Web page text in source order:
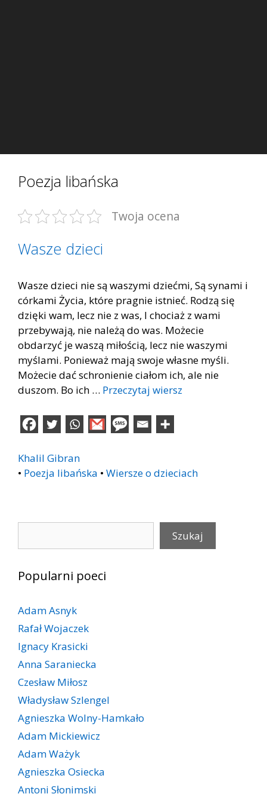
Poezja libańska
Twoja ocena
Wasze dzieci
Wasze dzieci nie są waszymi dziećmi, Są synami i
córkami Życia, które pragnie istnieć. Rodzą się
dzięki wam, lecz nie z was, I chociaż z wami
przebywają, nie należą do was. Możecie
obdarzyć je waszą miłością, lecz nie waszymi
myślami. Ponieważ mają swoje własne myśli.
Możecie dać schronienie ciałom ich, ale nie
duszom. Bo ich … Przeczytaj wiersz
Khalil Gibran
• Poezja libańska • Wiersze o dzieciach
Szukaj
Popularni poeci
Adam Asnyk
Rafał Wojaczek
Ignacy Krasicki
Anna Saraniecka
Czesław Miłosz
Władysław Szlengel
Agnieszka Wolny-Hamkało
Adam Mickiewicz
Adam Ważyk
Agnieszka Osiecka
Antoni Słonimski